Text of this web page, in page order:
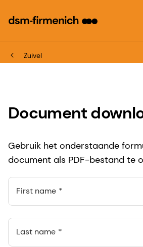
Zuivel
Document
Gebruik het onderstaande
document als PDF-bestand te
First name
Last name